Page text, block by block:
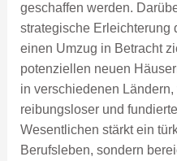
geschaffen werden.
strategische Erleichterung
einen Umzug in Betracht
potenziellen neuen
in verschiedenen
reibungsloser und
Wesentlichen stärkt ein
Berufsleben, sondern